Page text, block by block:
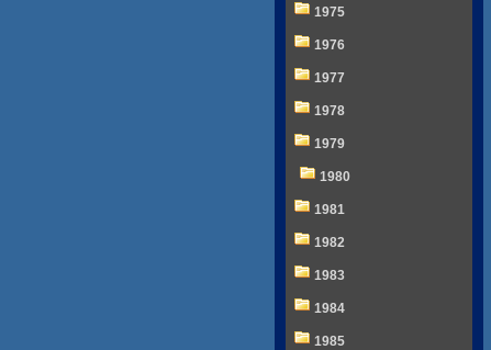
1975
1976
1977
1978
1979
1980
1981
1982
1983
1984
1985